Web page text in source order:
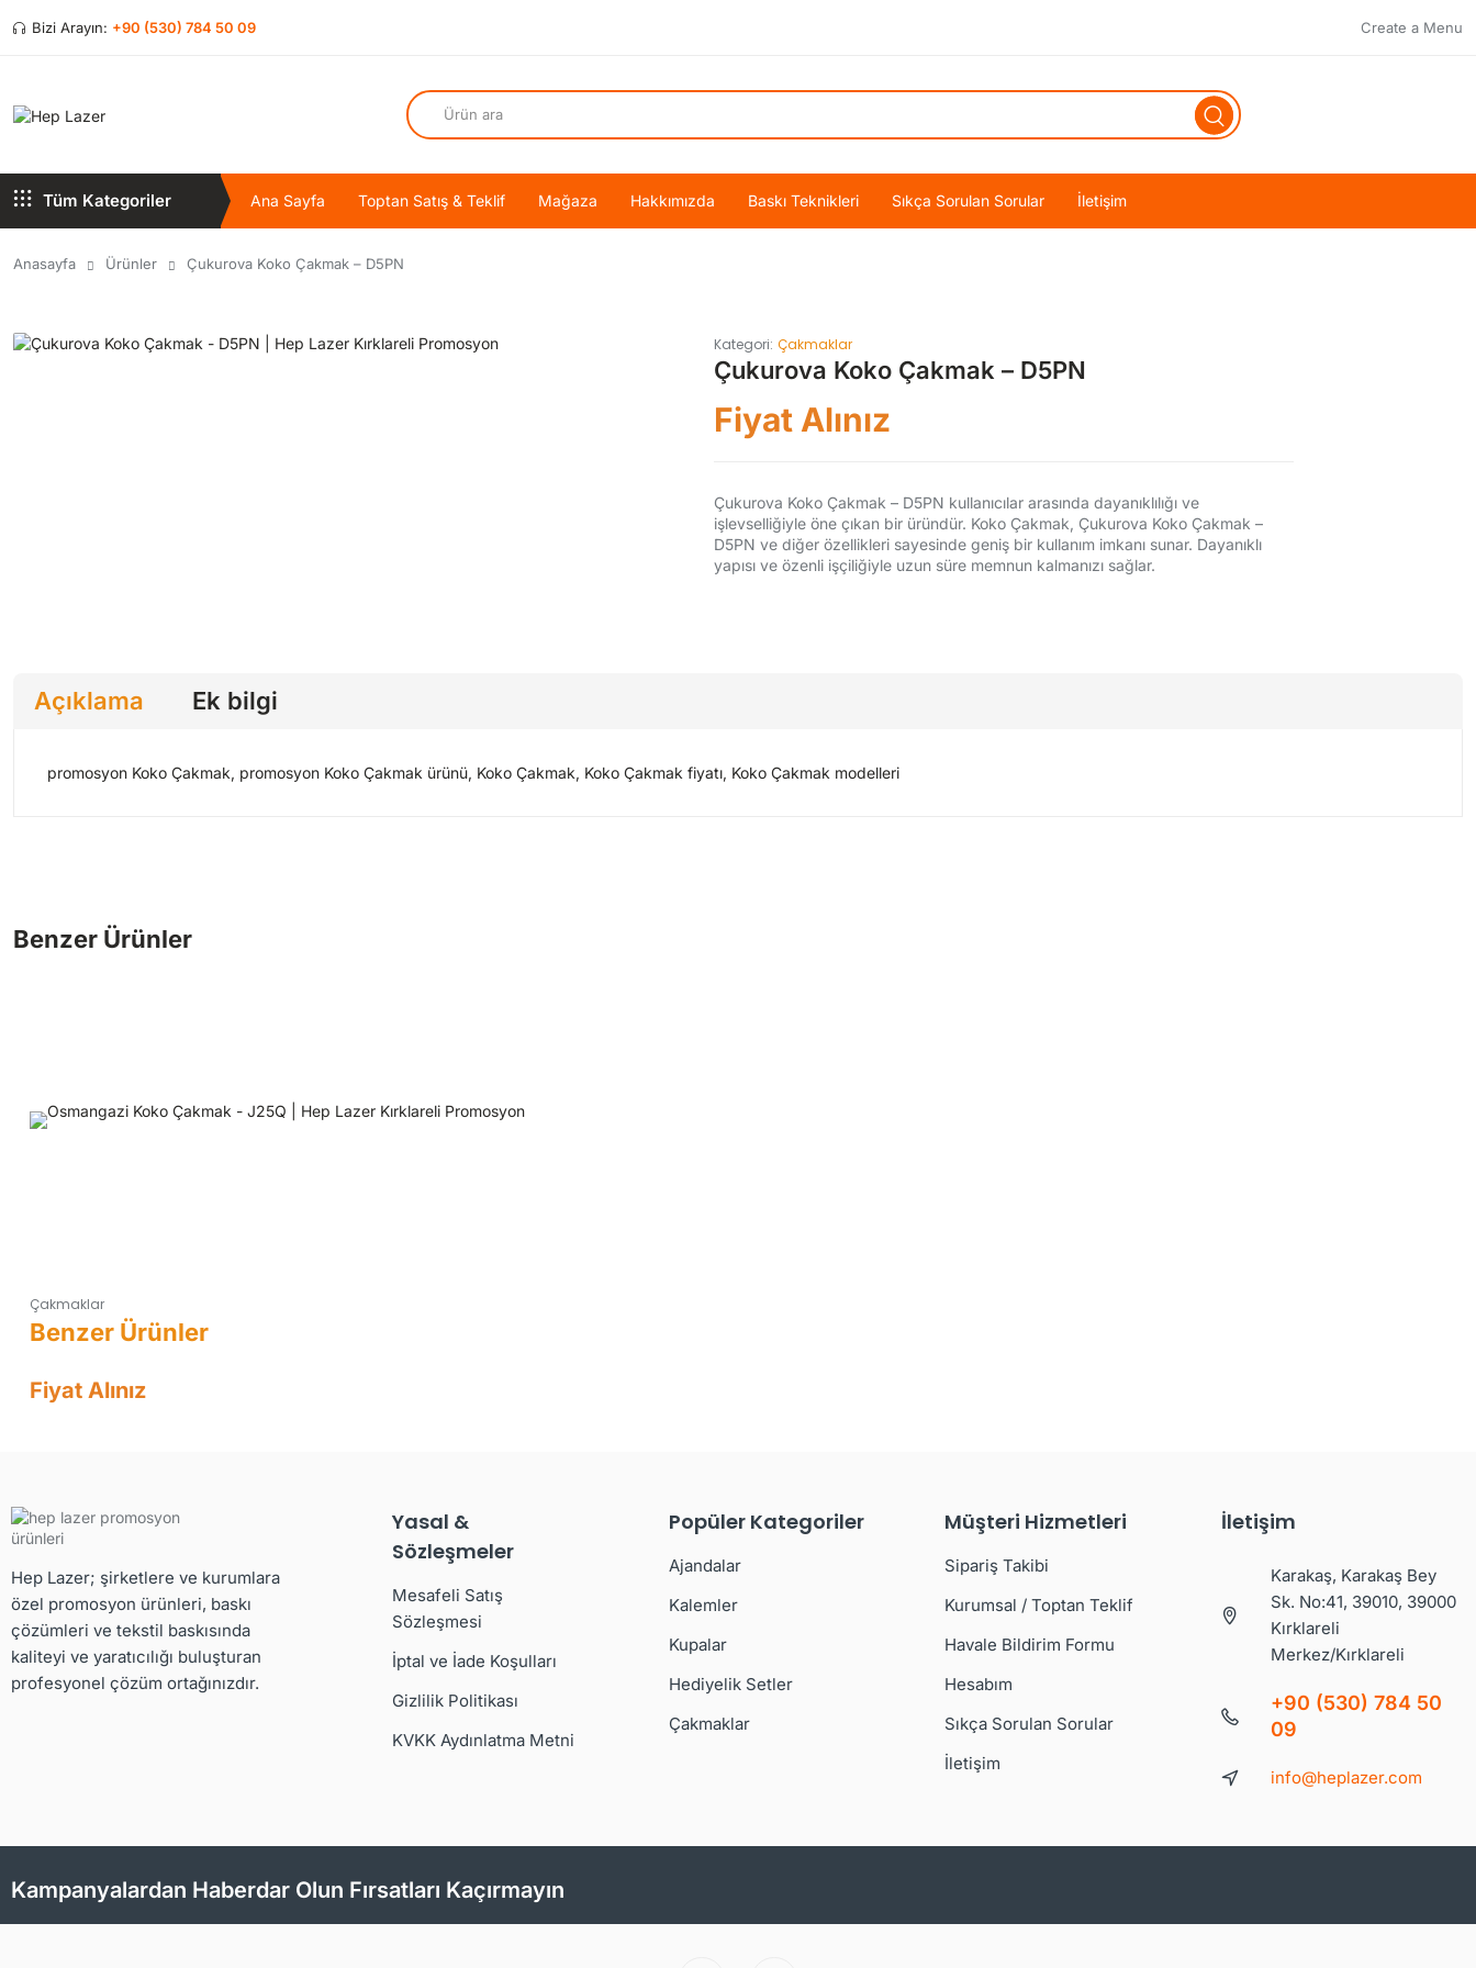
Bizi Arayın: +90 (530) 784 50 09 Create a Menu
Tüm Kategoriler Ana Sayfa Toptan Satış & Teklif Mağaza Hakkımızda Baskı Teknikleri Sıkça Sorulan Sorular İletişim
Anasayfa Ürünler Çukurova Koko Çakmak – D5PN
Kategori: Çakmaklar
Çukurova Koko Çakmak – D5PN
Fiyat Alınız
Çukurova Koko Çakmak – D5PN kullanıcılar arasında dayanıklılığı ve
işlevselliğiyle öne çıkan bir üründür. Koko Çakmak, Çukurova Koko Çakmak –
D5PN ve diğer özellikleri sayesinde geniş bir kullanım imkanı sunar. Dayanıklı
yapısı ve özenli işçiliğiyle uzun süre memnun kalmanızı sağlar.
Açıklama Ek bilgi
promosyon Koko Çakmak, promosyon Koko Çakmak ürünü, Koko Çakmak, Koko Çakmak fiyatı, Koko Çakmak modelleri
Çakmaklar
Fiyat Alınız
Hep Lazer; şirketlere ve kurumlara
özel promosyon ürünleri, baskı
çözümleri ve tekstil baskısında
kaliteyi ve yaratıcılığı buluşturan
profesyonel çözüm ortağınızdır.
Yasal &
Sözleşmeler
Mesafeli Satış
Sözleşmesi
İptal ve İade Koşulları
Gizlilik Politikası
KVKK Aydınlatma Metni
Popüler Kategoriler
Ajandalar
Kalemler
Kupalar
Hediyelik Setler
Çakmaklar
Müşteri Hizmetleri
Sipariş Takibi
Kurumsal / Toptan Teklif
Havale Bildirim Formu
Hesabım
Sıkça Sorulan Sorular
İletişim
İletişim
Karakaş, Karakaş Bey
Sk. No:41, 39010, 39000
Kırklareli
Merkez/Kırklareli
+90 (530) 784 50
09
info@heplazer.com
Kampanyalardan Haberdar Olun Fırsatları Kaçırmayın